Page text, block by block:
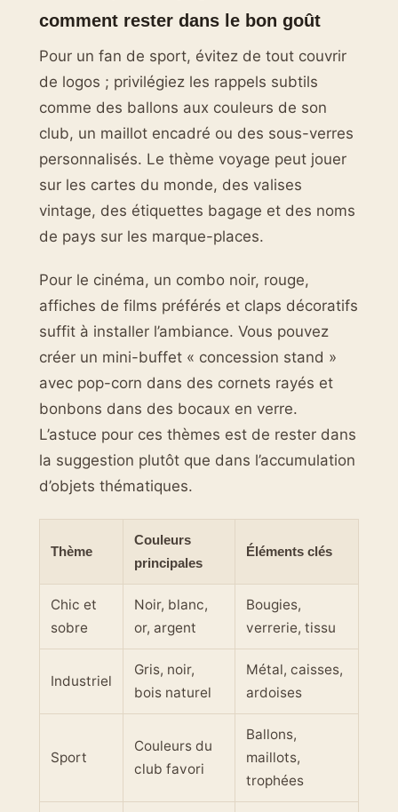
comment rester dans le bon goût
Pour un fan de sport, évitez de tout couvrir
de logos ; privilégiez les rappels subtils
comme des ballons aux couleurs de son
club, un maillot encadré ou des sous-verres
personnalisés. Le thème voyage peut jouer
sur les cartes du monde, des valises
vintage, des étiquettes bagage et des noms
de pays sur les marque-places.
Pour le cinéma, un combo noir, rouge,
affiches de films préférés et claps décoratifs
suffit à installer l’ambiance. Vous pouvez
créer un mini-buffet « concession stand »
avec pop-corn dans des cornets rayés et
bonbons dans des bocaux en verre.
L’astuce pour ces thèmes est de rester dans
la suggestion plutôt que dans l’accumulation
d’objets thématiques.
Thème
Couleurs
principales
Éléments clés
Chic et
sobre
Noir, blanc,
or, argent
Bougies,
verrerie, tissu
Industriel
Gris, noir,
bois naturel
Métal, caisses,
ardoises
Sport
Couleurs du
club favori
Ballons,
maillots,
trophées